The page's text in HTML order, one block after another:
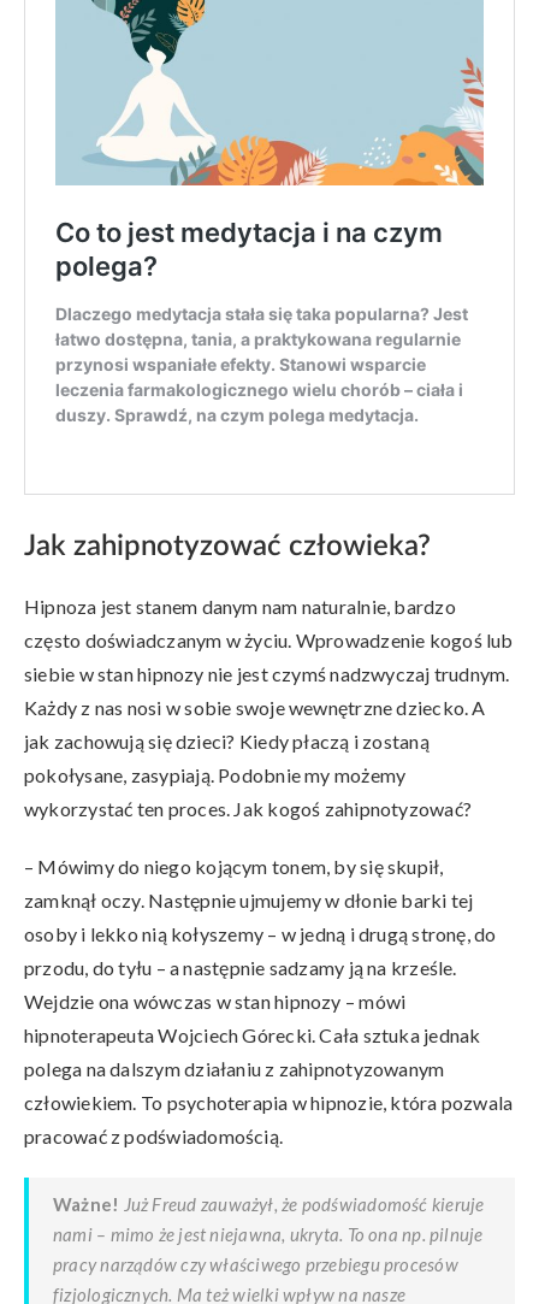
Jak zahipnotyzować człowieka?
Hipnoza jest stanem danym nam naturalnie, bardzo
często doświadczanym w życiu. Wprowadzenie kogoś lub
siebie w stan hipnozy nie jest czymś nadzwyczaj trudnym.
Każdy z nas nosi w sobie swoje wewnętrzne dziecko. A
jak zachowują się dzieci? Kiedy płaczą i zostaną
pokołysane, zasypiają. Podobnie my możemy
wykorzystać ten proces. Jak kogoś zahipnotyzować?
– Mówimy do niego kojącym tonem, by się skupił,
zamknął oczy. Następnie ujmujemy w dłonie barki tej
osoby i lekko nią kołyszemy – w jedną i drugą stronę, do
przodu, do tyłu – a następnie sadzamy ją na krześle.
Wejdzie ona wówczas w stan hipnozy – mówi
hipnoterapeuta Wojciech Górecki. Cała sztuka jednak
polega na dalszym działaniu z zahipnotyzowanym
człowiekiem. To psychoterapia w hipnozie, która pozwala
pracować z podświadomością.
Ważne! Już Freud zauważył, że podświadomość kieruje
nami – mimo że jest niejawna, ukryta. To ona np. pilnuje
pracy narządów czy właściwego przebiegu procesów
fizjologicznych. Ma też wielki wpływ na nasze